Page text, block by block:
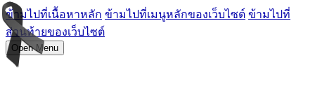
ข้ามไปที่เนื้อหาหลัก ข้ามไปที่เมนูหลักของเว็บไซต์ ข้ามไปที่
ส่วนท้ายของเว็บไซต์
Open Menu